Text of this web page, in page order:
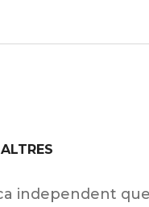
independent